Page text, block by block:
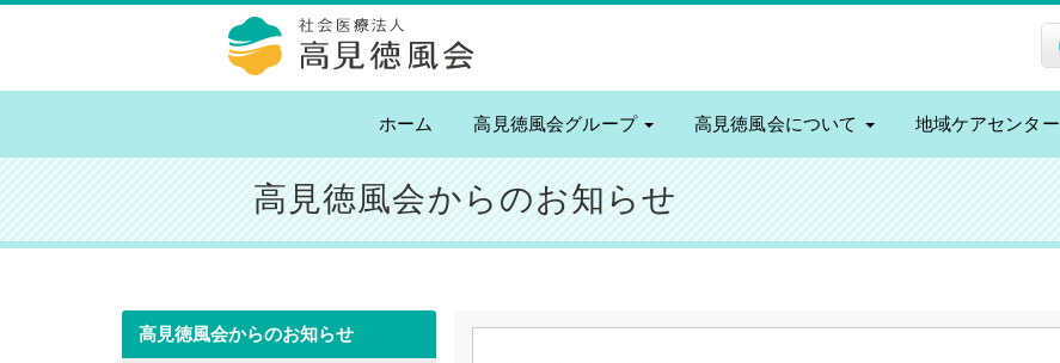
高見徳風会
ホーム 高見徳風会グループ 高見徳風会について 地域ケアセンター
高見徳風会からのお知らせ
高見徳風会からのお知らせ